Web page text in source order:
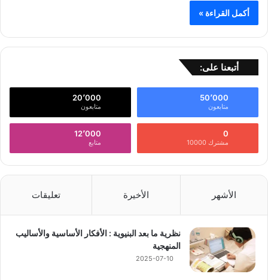
أكمل القراءة »
أتبعنا على:
50٬000
متابعون
20٬000
متابعون
0
مشترك 10000
12٬000
متابع
الأشهر الأخيرة تعليقات
نظرية ما بعد البنيوية : الأفكار الأساسية والأساليب
المنهجية
2025-07-10